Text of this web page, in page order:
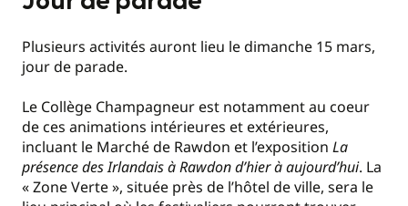
Plusieurs activités auront lieu le dimanche 15 mars,
jour de parade.
Le Collège Champagneur est notamment au coeur
de ces animations intérieures et extérieures,
incluant le Marché de Rawdon et l’exposition La
présence des Irlandais à Rawdon d’hier à aujourd’hui. La
« Zone Verte », située près de l’hôtel de ville, sera le